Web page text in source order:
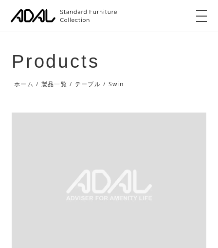
Products
ホーム / 製品一覧 / テーブル / Swin